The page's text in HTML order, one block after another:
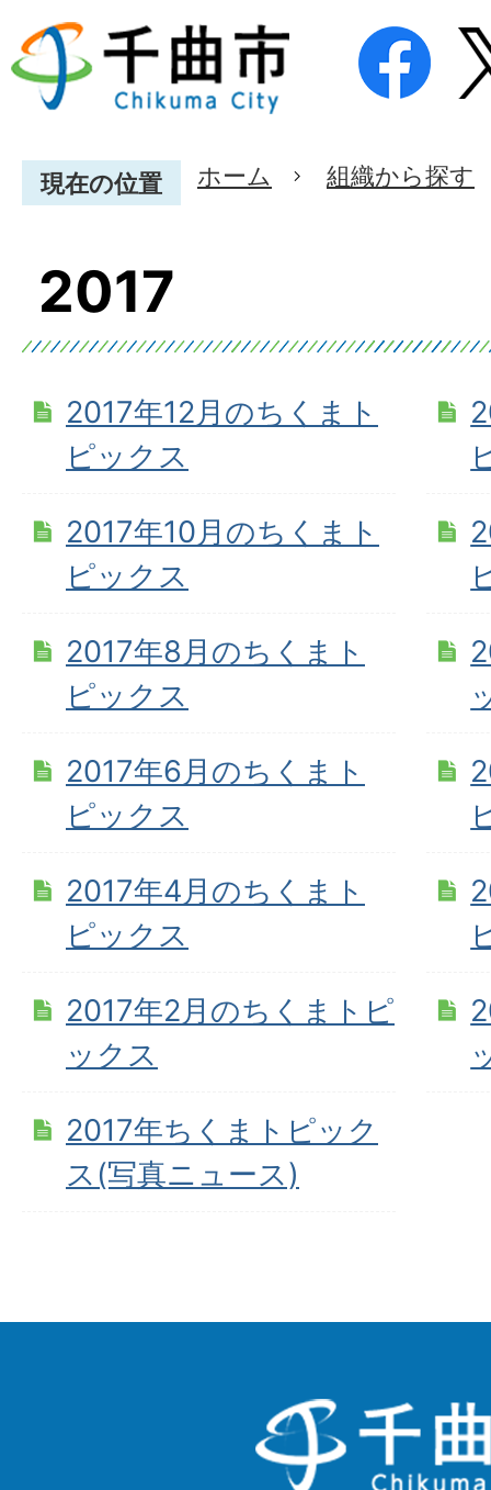
現在の位置 ホーム 組織から探す
2017
2017年12月のちくまト
ピックス
2017年10月のちくまト
ピックス
2017年8月のちくまト
ピックス
2017年6月のちくまト
ピックス
2017年4月のちくまト
ピックス
2017年2月のちくまトピ
ックス
2017年ちくまトピック
ス(写真ニュース)
千
曲